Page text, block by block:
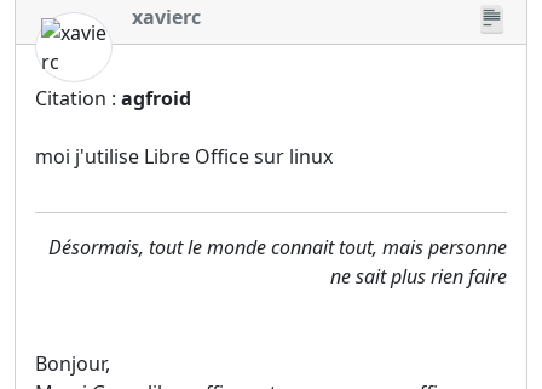
xavierc
Citation : agfroid
moi j'utilise Libre Office sur linux
Désormais, tout le monde connait tout, mais personne
ne sait plus rien faire
Bonjour,